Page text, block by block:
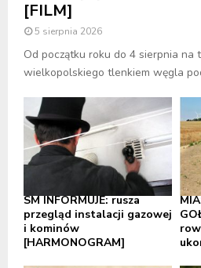
[FILM]
5 sierpnia 2026
Od początku roku do 4 sierpnia
wielkopolskiego tlenkiem węgla
SM INFORMUJE: rusza
przegląd instalacji gazowej
i kominów
[HARMONOGRAM]